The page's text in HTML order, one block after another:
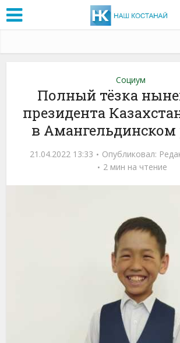
Социум
Полный тёзка
президента
в Амангельдинском
21.04.2022 13:33 Опубликовал:
2 мин на чтение